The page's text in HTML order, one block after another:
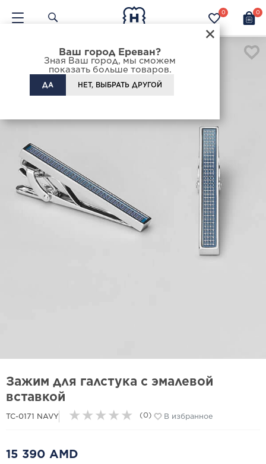
×
Ваш город Ереван?
Зная Ваш город, мы сможем
показать больше товаров.
ДА НЕТ, ВЫБРАТЬ ДРУГОЙ
0 0
Зажим для галстука с эмалевой
вставкой
TC-0171 NAVY ★★★★★ (0) В избранное
15 390 AMD